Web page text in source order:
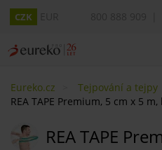
CZK
Eureko.cz Tejpování a tejpy
REA TAPE Premium, 5 cm x 5 m,
REA TAPE